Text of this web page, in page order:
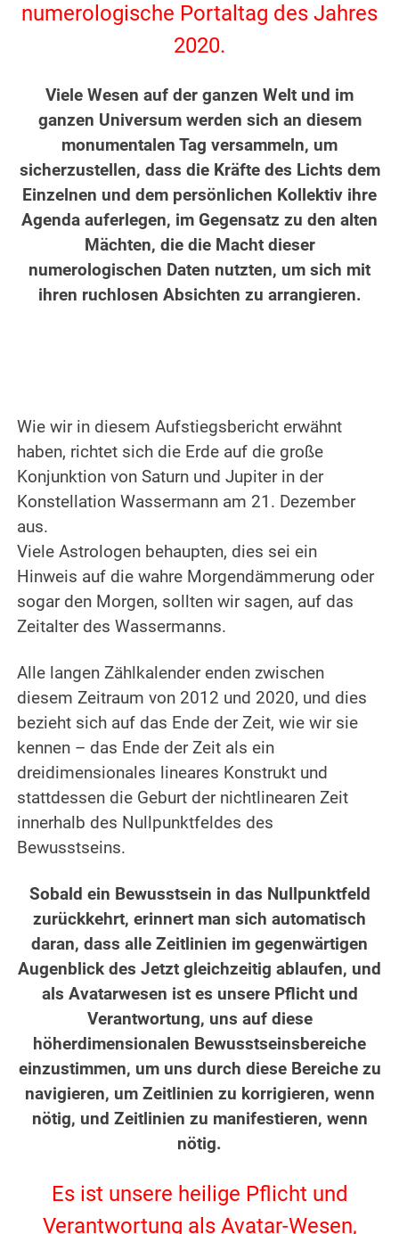
numerologische Portaltag des Jahres
2020.
Viele Wesen auf der ganzen Welt und im
ganzen Universum werden sich an diesem
monumentalen Tag versammeln, um
sicherzustellen, dass die Kräfte des Lichts dem
Einzelnen und dem persönlichen Kollektiv ihre
Agenda auferlegen, im Gegensatz zu den alten
Mächten, die die Macht dieser
numerologischen Daten nutzten, um sich mit
ihren ruchlosen Absichten zu arrangieren.
Wie wir in diesem Aufstiegsbericht erwähnt
haben, richtet sich die Erde auf die große
Konjunktion von Saturn und Jupiter in der
Konstellation Wassermann am 21. Dezember
aus.
Viele Astrologen behaupten, dies sei ein
Hinweis auf die wahre Morgendämmerung oder
sogar den Morgen, sollten wir sagen, auf das
Zeitalter des Wassermanns.
Alle langen Zählkalender enden zwischen
diesem Zeitraum von 2012 und 2020, und dies
bezieht sich auf das Ende der Zeit, wie wir sie
kennen – das Ende der Zeit als ein
dreidimensionales lineares Konstrukt und
stattdessen die Geburt der nichtlinearen Zeit
innerhalb des Nullpunktfeldes des
Bewusstseins.
Sobald ein Bewusstsein in das Nullpunktfeld
zurückkehrt, erinnert man sich automatisch
daran, dass alle Zeitlinien im gegenwärtigen
Augenblick des Jetzt gleichzeitig ablaufen, und
als Avatarwesen ist es unsere Pflicht und
Verantwortung, uns auf diese
höherdimensionalen Bewusstseinsbereiche
einzustimmen, um uns durch diese Bereiche zu
navigieren, um Zeitlinien zu korrigieren, wenn
nötig, und Zeitlinien zu manifestieren, wenn
nötig.
Es ist unsere heilige Pflicht und
Verantwortung als Avatar-Wesen,